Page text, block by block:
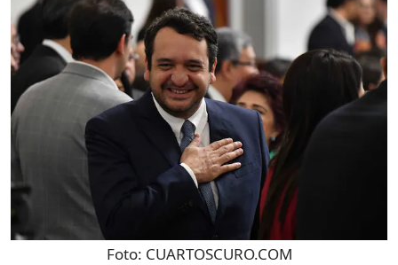
Foto: CUARTOSCURO.COM